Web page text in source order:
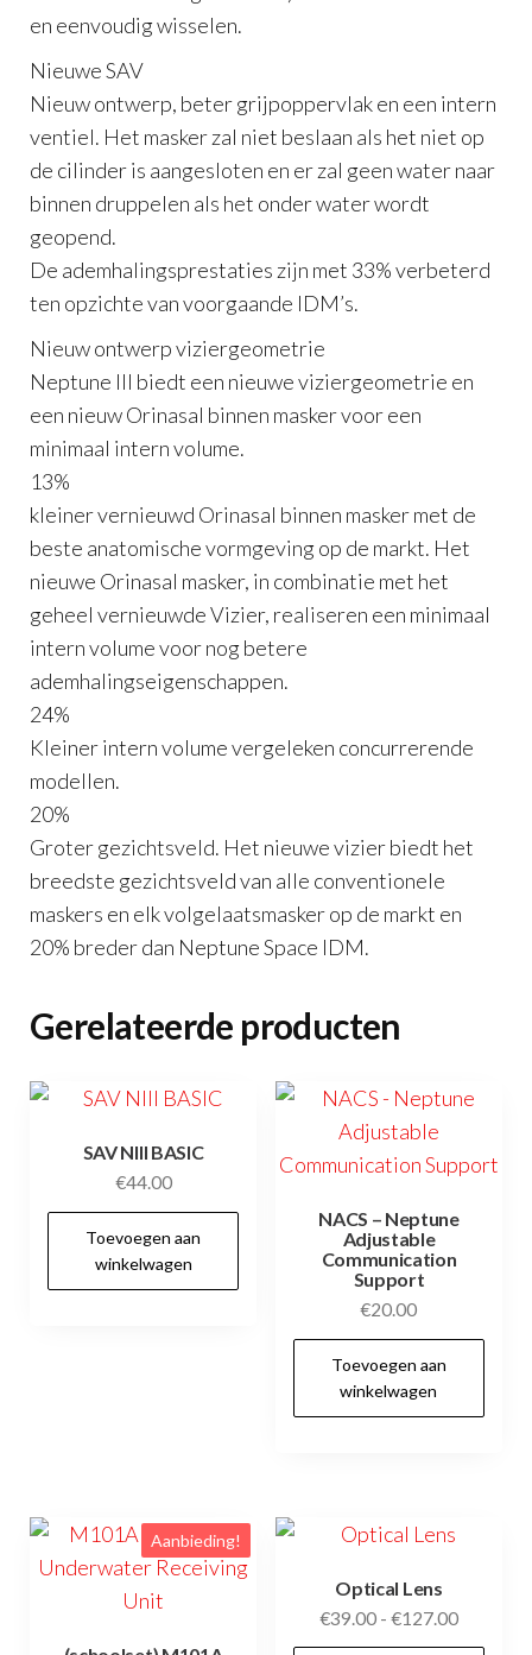
en eenvoudig wisselen.
Nieuwe SAV
Nieuw ontwerp, beter grijpoppervlak en een intern
ventiel. Het masker zal niet beslaan als het niet op
de cilinder is aangesloten en er zal geen water naar
binnen druppelen als het onder water wordt
geopend.
De ademhalingsprestaties zijn met 33% verbeterd
ten opzichte van voorgaande IDM’s.
Nieuw ontwerp viziergeometrie
Neptune III biedt een nieuwe viziergeometrie en
een nieuw Orinasal binnen masker voor een
minimaal intern volume.
13%
kleiner vernieuwd Orinasal binnen masker met de
beste anatomische vormgeving op de markt. Het
nieuwe Orinasal masker, in combinatie met het
geheel vernieuwde Vizier, realiseren een minimaal
intern volume voor nog betere
ademhalingseigenschappen.
24%
Kleiner intern volume vergeleken concurrerende
modellen.
20%
Groter gezichtsveld. Het nieuwe vizier biedt het
breedste gezichtsveld van alle conventionele
maskers en elk volgelaatsmasker op de markt en
20% breder dan Neptune Space IDM.
Gerelateerde producten
SAV NIII BASIC
€44.00
Toevoegen aan
winkelwagen
NACS – Neptune
Adjustable
Communication
Support
€20.00
Toevoegen aan
winkelwagen
Aanbieding!
Optical Lens
€39.00 - €127.00
€39.00